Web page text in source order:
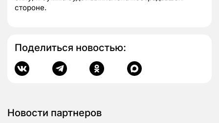
стороне.
Поделиться новостью:
Новости партнеров